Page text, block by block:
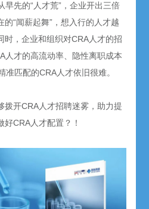
早先的“人才荒”，企业开出三倍
“闻薪起舞”，想入行的人才越
时，企业和组织对CRA人才的招
人才的高流动率、隐性离职成本
匹配的CRA人才依旧很难。
拨开CRA人才招聘迷雾，助力提
CRA人才配置？！